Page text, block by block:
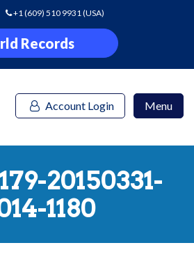
+1 (609) 510 9931(USA)
Records
Account Login Menu
20150331-
1180